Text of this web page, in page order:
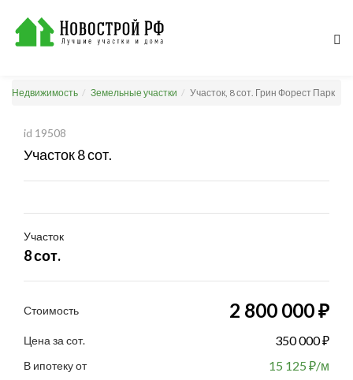
Недвижимость Земельные участки Участок, 8 сот. Грин Форест Парк
id 19508
Участок 8 сот.
Участок
8 сот.
Стоимость 2 800 000 ₽
Цена за сот. 350 000 ₽
В ипотеку от 15 125 ₽/м